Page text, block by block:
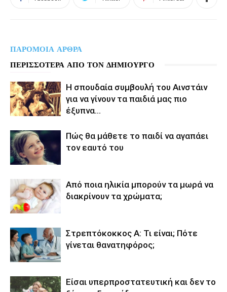
ΠΑΡΟΜΟΙΑ ΑΡΘΡΑ
ΠΕΡΙΣΣΟΤΕΡΑ ΑΠΟ ΤΟΝ ΔΗΜΙΟΥΡΓΟ
Η σπουδαία συμβουλή του Αινστάιν
για να γίνουν τα παιδιά μας πιο
έξυπνα…
Πώς θα μάθετε το παιδί να αγαπάει
τον εαυτό του
Από ποια ηλικία μπορούν τα μωρά να
διακρίνουν τα χρώματα;
Στρεπτόκοκκος Α: Τι είναι; Πότε
γίνεται θανατηφόρος;
Είσαι υπερπροστατευτική και δεν το